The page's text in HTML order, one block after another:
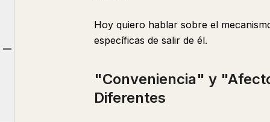
El Peso de la "Confianza" que Tienen las Personas Orientadas hacia Sí Mismas
Hoy quiero hablar sobre el
específicas de salir de él.
"Conveniencia" y
Diferentes